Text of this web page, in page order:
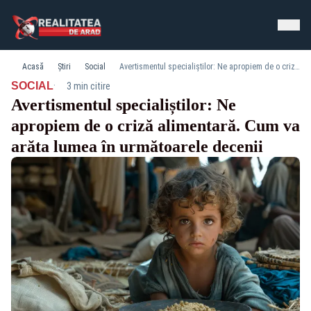
Acasă Știri Social Avertismentul specialiștilor: Ne apropiem de o criză alimentară. Cum va arăta lumea în următoarele decenii
SOCIAL· 3 min citire
Avertismentul specialiștilor: Ne
apropiem de o criză alimentară. Cum va
arăta lumea în următoarele decenii